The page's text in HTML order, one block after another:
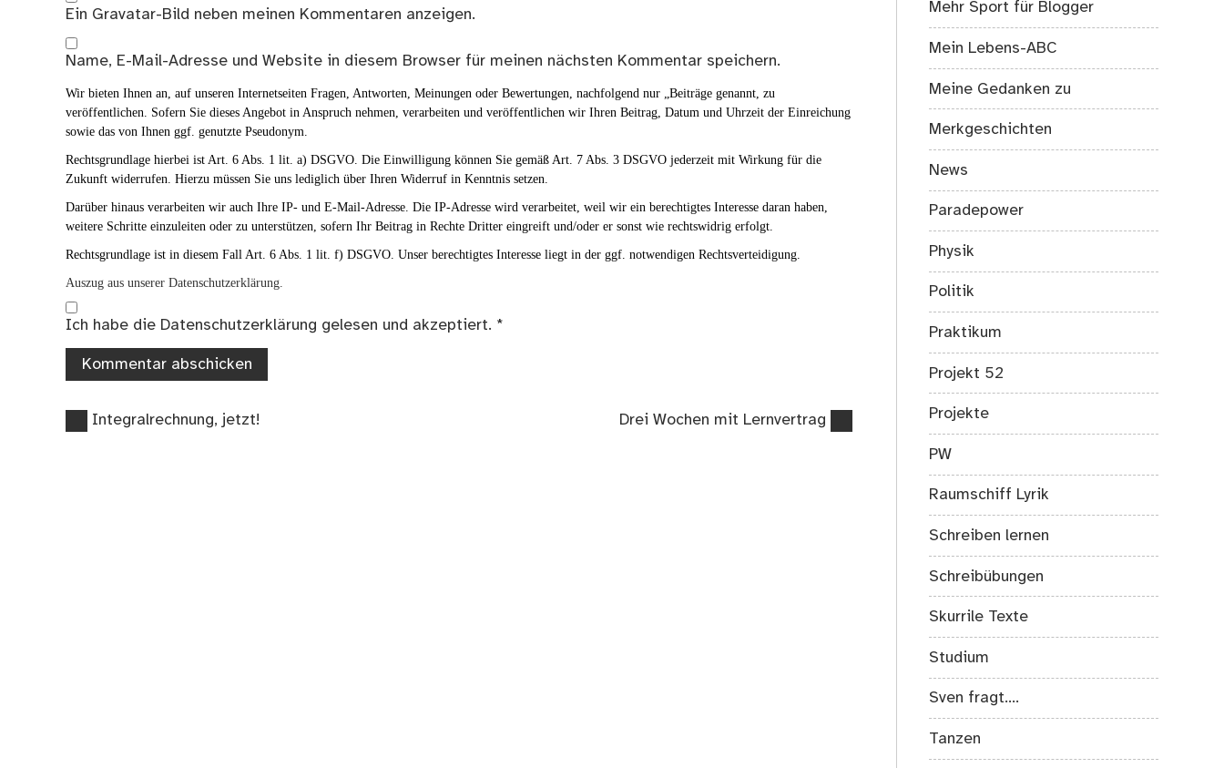
Ein Gravatar-Bild neben meinen Kommentaren anzeigen.
Name, E-Mail-Adresse und Website in diesem Browser für meinen nächsten Kommentar speichern.
Wir bieten Ihnen an, auf unseren Internetseiten Fragen, Antworten, Meinungen oder Bewertungen, nachfolgend nur „Beiträge genannt, zu
veröffentlichen. Sofern Sie dieses Angebot in Anspruch nehmen, verarbeiten und veröffentlichen wir Ihren Beitrag, Datum und Uhrzeit der Einreichung
sowie das von Ihnen ggf. genutzte Pseudonym.
Rechtsgrundlage hierbei ist Art. 6 Abs. 1 lit. a) DSGVO. Die Einwilligung können Sie gemäß Art. 7 Abs. 3 DSGVO jederzeit mit Wirkung für die
Zukunft widerrufen. Hierzu müssen Sie uns lediglich über Ihren Widerruf in Kenntnis setzen.
Darüber hinaus verarbeiten wir auch Ihre IP- und E-Mail-Adresse. Die IP-Adresse wird verarbeitet, weil wir ein berechtigtes Interesse daran haben,
weitere Schritte einzuleiten oder zu unterstützen, sofern Ihr Beitrag in Rechte Dritter eingreift und/oder er sonst wie rechtswidrig erfolgt.
Rechtsgrundlage ist in diesem Fall Art. 6 Abs. 1 lit. f) DSGVO. Unser berechtigtes Interesse liegt in der ggf. notwendigen Rechtsverteidigung.
Auszug aus unserer Datenschutzerklärung.
Ich habe die Datenschutzerklärung gelesen und akzeptiert. *
Beitragsnavigation
Vorheriger
Integralrechnung, jetzt!
Nächster
Drei Wochen mit Lernvertrag
Mehr Sport für Blogger
Mein Lebens-ABC
Meine Gedanken zu
Merkgeschichten
News
Paradepower
Physik
Politik
Praktikum
Projekt 52
Projekte
PW
Raumschiff Lyrik
Schreiben lernen
Schreibübungen
Skurrile Texte
Studium
Sven fragt….
Tanzen